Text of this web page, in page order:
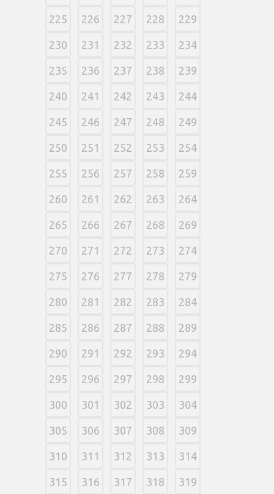
225 226 227 228 229
230 231 232 233 234
235 236 237 238 239
240 241 242 243 244
245 246 247 248 249
250 251 252 253 254
255 256 257 258 259
260 261 262 263 264
265 266 267 268 269
270 271 272 273 274
275 276 277 278 279
280 281 282 283 284
285 286 287 288 289
290 291 292 293 294
295 296 297 298 299
300 301 302 303 304
305 306 307 308 309
310 311 312 313 314
315 316 317 318 319